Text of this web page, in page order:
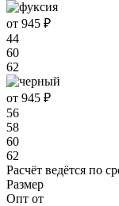
от 945 ₽
44
60
62
от 945 ₽
56
58
60
62
Расчёт ведётся по
Размер
Опт от